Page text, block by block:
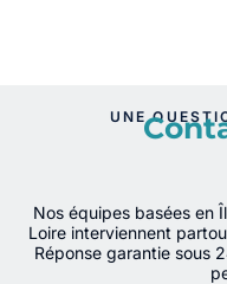
UNE
Nos équipes basées en
Loire interviennent
Réponse garantie sous